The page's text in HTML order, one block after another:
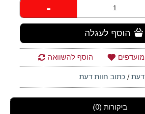
-
הוסף לעגלה
הוסף להשוואה
/ כתוב חוות דעת
ביקורות (0)